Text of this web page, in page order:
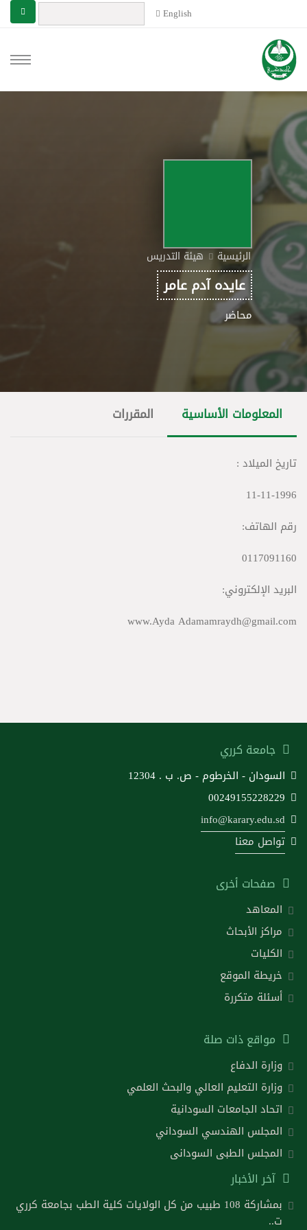
English
الرئيسية هيئة التدريس
عايده آدم عامر
محاضر
المعلومات الأساسية المقررات
تاريخ الميلاد :
11-11-1996
رقم الهاتف:
0117091160
البريد الإلكتروني:
www.Ayda Adamamraydh@gmail.com
جامعة كرري
السودان - الخرطوم - ص. ب . 12304
00249155228229
info@karary.edu.sd
تواصل معنا
صفحات أخرى
المعاهد
مراكز الأبحاث
الكليات
خريطة الموقع
أسئلة متكررة
مواقع ذات صلة
وزارة الدفاع
وزارة التعليم العالي والبحث العلمي
اتحاد الجامعات السودانية
المجلس الهندسي السوداني
المجلس الطبى السودانى
آخر الأخبار
بمشاركة 108 طبيب من كل الولايات كلية الطب بجامعة كرري
ت..